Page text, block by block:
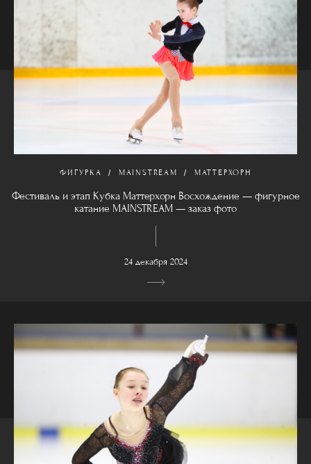
ФИГУРКА MAINSTREAM МАТТЕРХОРН
Фестиваль и этап Кубка Маттерхорн Восхождение — фигурное
катание MAINSTREAM — заказ фото
24 декабря 2024